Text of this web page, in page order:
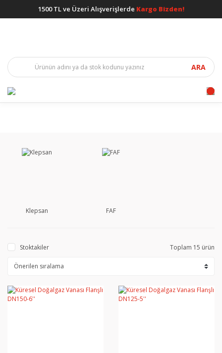
1500 TL ve Üzeri Alışverişlerde Kargo Bizden!
ARA
Klepsan FAF
Stoktakiler Toplam 15 ürün